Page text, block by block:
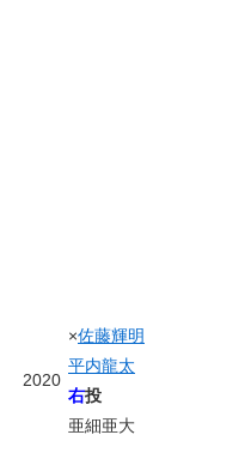
2020
×佐藤輝明
平内龍太
右投
亜細亜大